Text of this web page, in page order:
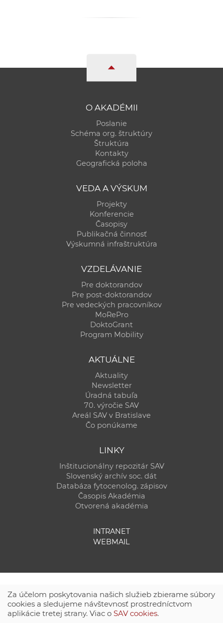
O AKADÉMII
Poslanie
Schéma org. štruktúry
Štruktúra
Kontakty
Geografická poloha
VEDA A VÝSKUM
Projekty
Konferencie
Časopisy
Publikačná činnosť
Výskumná infraštruktúra
VZDELÁVANIE
Pre doktorandov
Pre post-doktorandov
Pre vedeckých pracovníkov
MoRePro
DoktoGrant
Program Mobility
AKTUÁLNE
Aktuality
Newsletter
Úradná tabuľa
70. výročie SAV
Areál SAV v Bratislave
Čo ponúkame
LINKY
Inštitucionálny repozitár SAV
Slovenský archív soc. dát
Databáza fytocenolog. zápisov
Časopis Akadémia
Otvorená akadémia
INTRANET
WEBMAIL
Za účelom poskytovania našich služieb zbierame súbory
cookies a sledujeme návštevnosť prostredníctvom
aplikácie tretej strany. Viac o SAV cookies.